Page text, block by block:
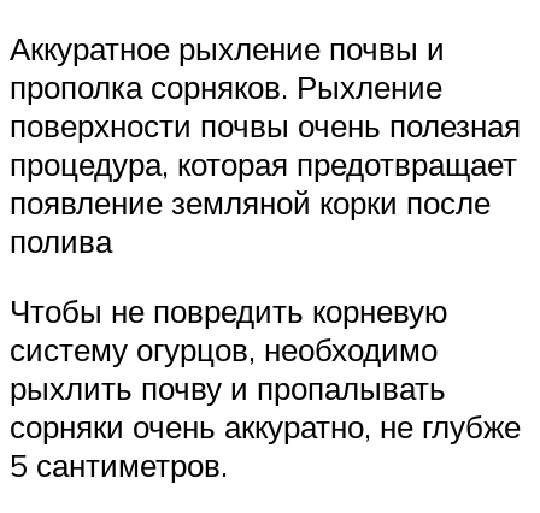
Аккуратное рыхление почвы и
прополка сорняков. Рыхление
поверхности почвы очень полезная
процедура, которая предотвращает
появление земляной корки после
полива
Чтобы не повредить корневую
систему огурцов, необходимо
рыхлить почву и пропалывать
сорняки очень аккуратно, не глубже
5 сантиметров.